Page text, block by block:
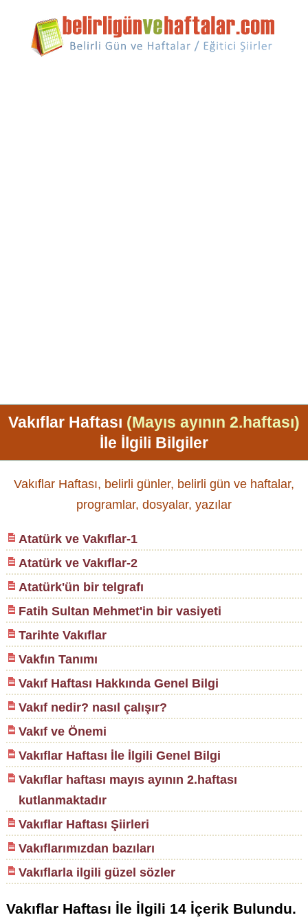
Vakıflar Haftası (Mayıs ayının 2.haftası)
İle İlgili Bilgiler
Vakıflar Haftası, belirli günler, belirli gün ve haftalar,
programlar, dosyalar, yazılar
Atatürk ve Vakıflar-1
Atatürk ve Vakıflar-2
Atatürk'ün bir telgrafı
Fatih Sultan Mehmet'in bir vasiyeti
Tarihte Vakıflar
Vakfın Tanımı
Vakıf Haftası Hakkında Genel Bilgi
Vakıf nedir? nasıl çalışır?
Vakıf ve Önemi
Vakıflar Haftası İle İlgili Genel Bilgi
Vakıflar haftası mayıs ayının 2.haftası
kutlanmaktadır
Vakıflar Haftası Şiirleri
Vakıflarımızdan bazıları
Vakıflarla ilgili güzel sözler
Vakıflar Haftası İle İlgili 14İçerik Bulundu.